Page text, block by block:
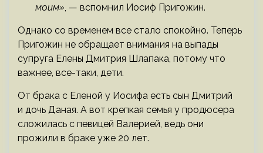
моим», — вспомнил Иосиф Пригожин.
Однако со временем все стало спокойно. Теперь
Пригожин не обращает внимания на выпады
супруга Елены Дмитрия Шлапака, потому что
важнее, все-таки, дети.
От брака с Еленой у Иосифа есть сын Дмитрий
и дочь Даная. А вот крепкая семья у продюсера
сложилась с певицей Валерией, ведь они
прожили в браке уже 20 лет.